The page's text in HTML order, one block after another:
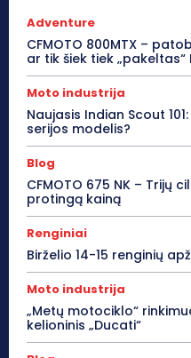
Adventure
CFMOTO 800MTX –
ar tik šiek tiek „pakeltas“
Moto industrija
Naujasis Indian Scout
serijos modelis?
Blog
CFMOTO 675 NK – Trijų
protingą kainą
Renginiai
Birželio 14-15 renginių
Moto industrija
„Metų motociklo“
kelioninis „Ducati“